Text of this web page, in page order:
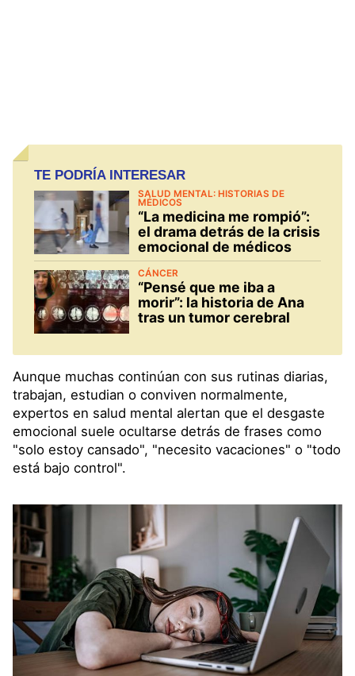
TE PODRÍA INTERESAR
SALUD MENTAL: HISTORIAS DE
MÉDICOS
“La medicina me rompió”:
el drama detrás de la crisis
emocional de médicos
CÁNCER
“Pensé que me iba a
morir”: la historia de Ana
tras un tumor cerebral
Aunque muchas continúan con sus rutinas diarias,
trabajan, estudian o conviven normalmente,
expertos en salud mental alertan que el desgaste
emocional suele ocultarse detrás de frases como
"solo estoy cansado", "necesito vacaciones" o "todo
está bajo control".